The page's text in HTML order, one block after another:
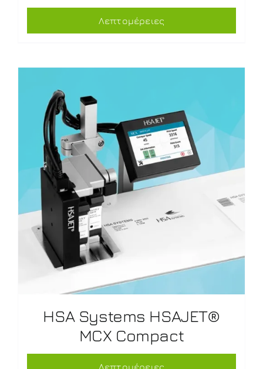
Λεπτομέρειες
HSA Systems HSAJET®
MCX Compact
Λεπτομέρειες